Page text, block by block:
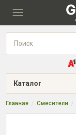
Toggle
Каталог
Главная Смесители